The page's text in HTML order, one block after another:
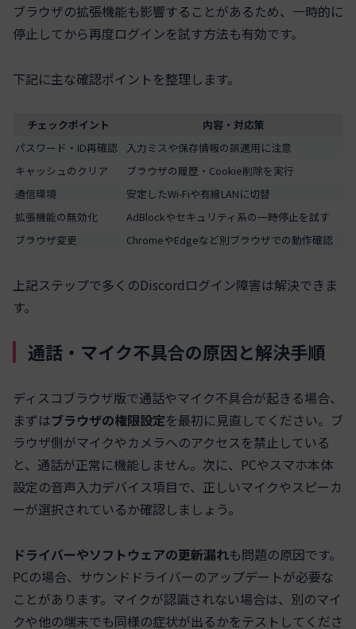
ブラウザの拡張機能も影響することがあるため、一時的に
停止してから再度ログインを試す方法も有効です。
下記に主な確認ポイントを整理します。
チェックポイント
内容・対応策
パスワード・ID再確認
入力ミスや保存情報の誤適用に注意
キャッシュのクリア
ブラウザの履歴・Cookie削除を実行
通信環境
安定したWi-Fiや有線LANに切替
拡張機能の無効化
AdBlockやセキュリティ系の一時停止を試す
ブラウザ変更
ChromeやEdgeなど別ブラウザでの動作確認
上記ステップで多くのDiscordログイン障害は解決できま
す。
通話・マイク不具合の原因と解決手順
ディスコブラウザ版で通話やマイク不具合が起きる場合、
まずはブラウザの権限設定を最初に見直してください。ブ
ラウザ側がマイクやカメラへのアクセスを禁止している
と、通話が正常に機能しません。次に、PCやスマホ本体
設定の音声入力デバイス項目で、正しいマイクやスピーカ
ーが選択されているか確認しましょう。
ドライバーやソフトウェアの更新漏れも問題の原因です。
PCの場合、サウンドドライバーのアップデートが必要な
ことがあります。マイクが認識されない場合は、別のマイ
クや他の端末でも同様の症状が出るかをテストしてくださ